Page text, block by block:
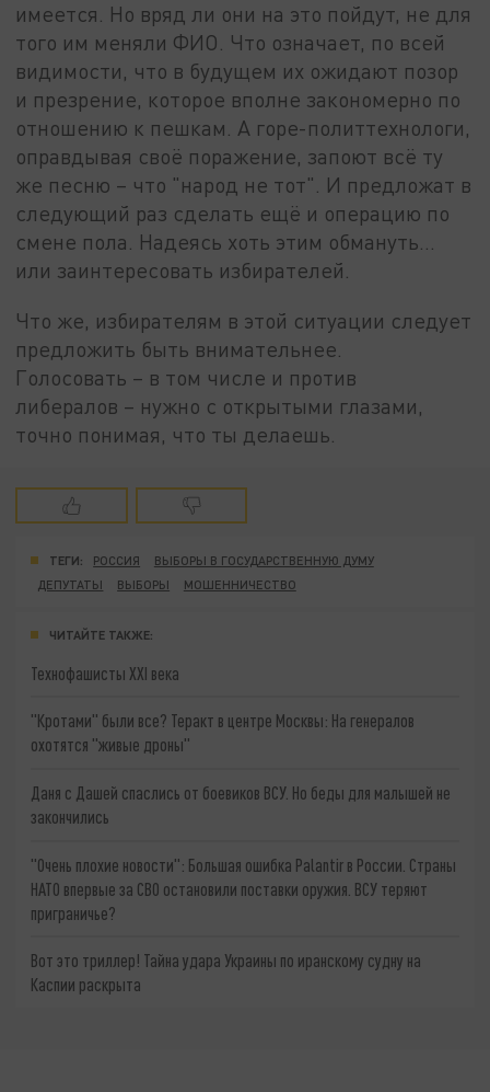
имеется. Но вряд ли они на это пойдут, не для
того им меняли ФИО. Что означает, по всей
видимости, что в будущем их ожидают позор
и презрение, которое вполне закономерно по
отношению к пешкам. А горе-политтехнологи,
оправдывая своё поражение, запоют всё ту
же песню – что "народ не тот". И предложат в
следующий раз сделать ещё и операцию по
смене пола. Надеясь хоть этим обмануть…
или заинтересовать избирателей.
Что же, избирателям в этой ситуации следует
предложить быть внимательнее.
Голосовать – в том числе и против
либералов – нужно с открытыми глазами,
точно понимая, что ты делаешь.
ТЕГИ: РОССИЯ
ВЫБОРЫ В ГОСУДАРСТВЕННУЮ ДУМУ
ДЕПУТАТЫ
ВЫБОРЫ МОШЕННИЧЕСТВО
ЧИТАЙТЕ ТАКЖЕ:
Технофашисты XXI века
"Кротами" были все? Теракт в центре Москвы: На генералов
охотятся "живые дроны"
Даня с Дашей спаслись от боевиков ВСУ. Но беды для малышей не
закончились
"Очень плохие новости": Большая ошибка Palantir в России. Страны
НАТО впервые за СВО остановили поставки оружия. ВСУ теряют
приграничье?
Вот это триллер! Тайна удара Украины по иранскому судну на
Каспии раскрыта